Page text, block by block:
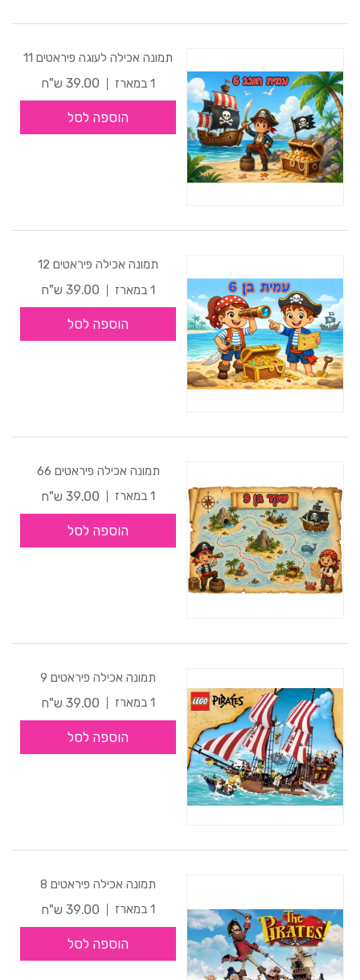
תמונה אכילה לעוגה פיראטים 11
1 במארז
39.00 ש"ח
הוספה לסל
תמונה אכילה פיראטים 12
1 במארז
39.00 ש"ח
הוספה לסל
תמונה אכילה פיראטים 66
1 במארז
39.00 ש"ח
הוספה לסל
תמונה אכילה פיראטים 9
1 במארז
39.00 ש"ח
הוספה לסל
תמונה אכילה פיראטים 8
1 במארז
39.00 ש"ח
הוספה לסל